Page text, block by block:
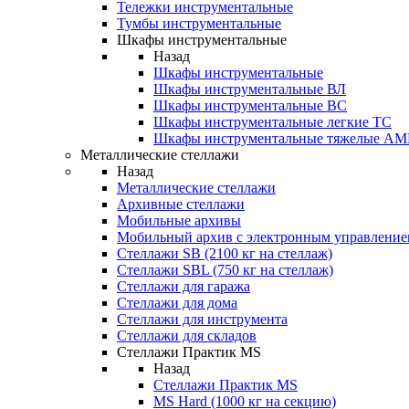
Тележки инструментальные
Тумбы инструментальные
Шкафы инструментальные
Назад
Шкафы инструментальные
Шкафы инструментальные ВЛ
Шкафы инструментальные ВС
Шкафы инструментальные легкие ТС
Шкафы инструментальные тяжелые
Металлические стеллажи
Назад
Металлические стеллажи
Архивные стеллажи
Мобильные архивы
Мобильный архив с электронным
Стеллажи SB (2100 кг на стеллаж)
Стеллажи SBL (750 кг на стеллаж)
Стеллажи для гаража
Стеллажи для дома
Стеллажи для инструмента
Стеллажи для складов
Стеллажи Практик MS
Назад
Стеллажи Практик MS
MS Hard (1000 кг на секцию)